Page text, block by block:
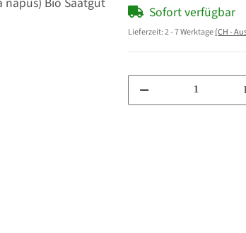
Sofort verfügbar
Lieferzeit:2 - 7 Werktage(CH -